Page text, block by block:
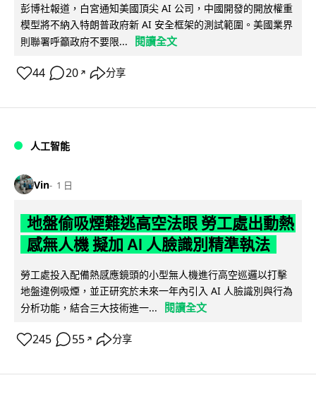
彭博社報道，白宮通知美國頂尖 AI 公司，中國開發的開放權重
模型將不納入特朗普政府新 AI 安全框架的測試範圍。美國業界
則聯署呼籲政府不要限...
閱讀全文
44 20 ↗ 分享
人工智能
Vin 1 日
地盤偷吸煙難逃高空法眼 勞工處出動熱
感無人機 擬加 AI 人臉識別精準執法
勞工處投入配備熱感應鏡頭的小型無人機進行高空巡邏以打擊
地盤違例吸煙，並正研究於未來一年內引入 AI 人臉識別與行為
分析功能，結合三大技術進一...
閱讀全文
245 55 ↗ 分享